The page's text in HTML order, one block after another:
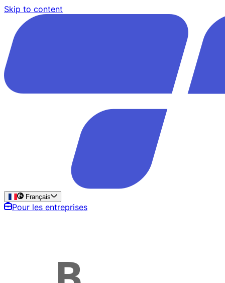
Skip to content
Français
Pour les entreprises